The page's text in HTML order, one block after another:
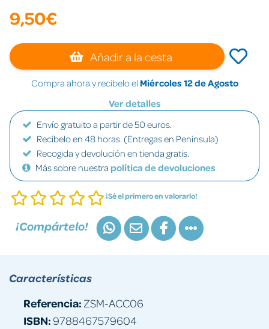
9,50€
Añadir a la cesta
Compra ahora y recíbelo el Miércoles 12 de Agosto
Ver detalles
Envío gratuito a partir de 50 euros.
Recíbelo en 48 horas. (Entregas en Península)
Recogida y devolución en tienda gratis.
Más sobre nuestra política de devoluciones
¡Sé el primero en valorarlo!
¡Compártelo!
Características
Referencia: ZSM-ACC06
ISBN:9788467579604